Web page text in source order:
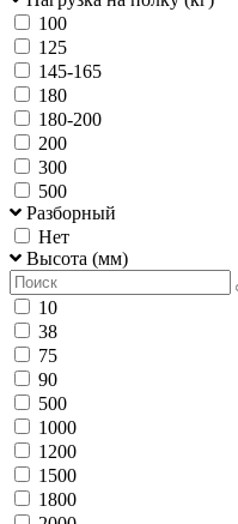
100
125
145-165
180
180-200
200
300
500
Разборный
Нет
Высота (мм)
10
38
75
90
500
1000
1200
1500
1800